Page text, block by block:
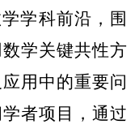
学科前沿，围
学关键共性方
用中的重要问
者项目，通过